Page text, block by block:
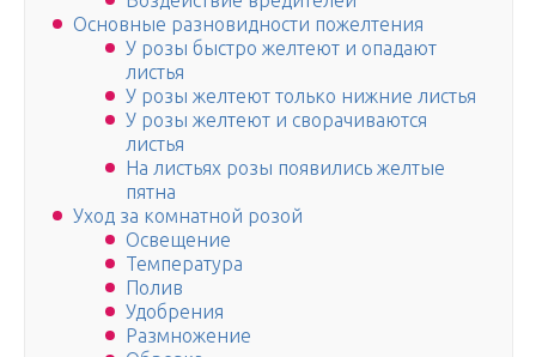
Основные разновидности пожелтения
У розы быстро желтеют и опадают
листья
У розы желтеют только нижние листья
У розы желтеют и сворачиваются
листья
На листьях розы появились желтые
пятна
Уход за комнатной розой
Освещение
Температура
Полив
Удобрения
Размножение